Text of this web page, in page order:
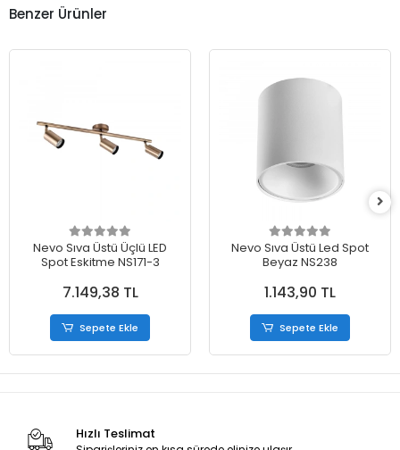
Benzer Ürünler
Nevo Sıva Üstü Üçlü LED
Spot Eskitme NS171-3
7.149,38 TL
Sepete Ekle
Nevo Sıva Üstü Led Spot
Beyaz NS238
1.143,90 TL
Sepete Ekle
Hızlı Teslimat